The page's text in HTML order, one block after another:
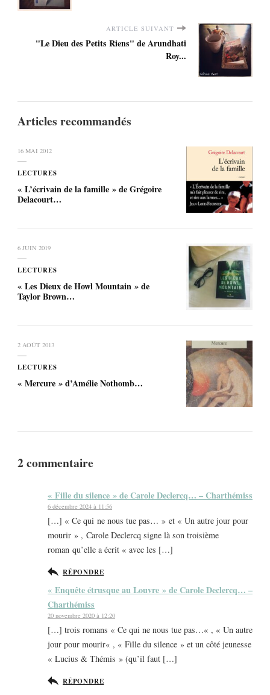
ARTICLE SUIVANT
"Le Dieu des Petits Riens" de Arundhati
Roy...
Articles recommandés
16 MAI 2012
LECTURES
« L’écrivain de la famille » de Grégoire
Delacourt…
6 JUIN 2019
LECTURES
« Les Dieux de Howl Mountain » de
Taylor Brown…
2 AOÛT 2013
LECTURES
« Mercure » d’Amélie Nothomb…
2 commentaire
« Fille du silence » de Carole Declercq… – Charthémiss
6 décembre 2024 à 11:56
[…] « Ce qui ne nous tue pas… » et « Un autre jour pour
mourir » , Carole Declercq signe là son troisième
roman qu’elle a écrit « avec les […]
RÉPONDRE
« Enquête étrusque au Louvre » de Carole Declercq… –
Charthémiss
20 novembre 2020 à 12:20
[…] trois romans « Ce qui ne nous tue pas…« , « Un autre
jour pour mourir« , « Fille du silence » et un côté jeunesse
« Lucius & Thémis » (qu’il faut […]
RÉPONDRE